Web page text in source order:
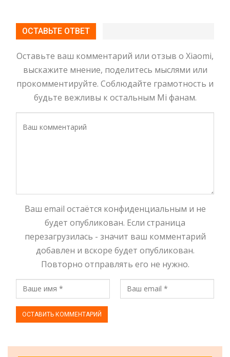
ОСТАВЬТЕ ОТВЕТ
Оставьте ваш комментарий или отзыв о Xiaomi,
выскажите мнение, поделитесь мыслями или
прокомментируйте. Соблюдайте грамотность и
будьте вежливы к остальным Mi фанам.
Ваш email остаётся конфиденциальным и не
будет опубликован. Если страница
перезагрузилась - значит ваш комментарий
добавлен и вскоре будет опубликован.
Повторно отправлять его не нужно.